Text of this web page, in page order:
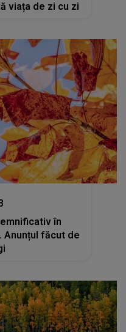
viața de zi cu zi
în
Anunțul făcut de